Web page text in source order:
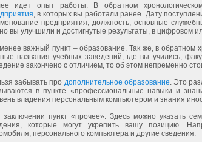
идет опыт работы. В обратном
, в которых вы работали ранее. Дату
предприятия, должность, основные
вы улучшили и достигнутые результаты, в цифровом
важный пункт – образование. Так же, в обратном
названия учебных заведений, где вы учились,
закончено с отличием, то об этом непременно
забывать про дополнительное образование. Это
в пункте «профессиональные навыки и
владения персональным компьютером и знания
заключении пункт «прочее». Здесь можно указать
которые могут укрепить вашу позицию.
персонального компьютера и другие сведения.